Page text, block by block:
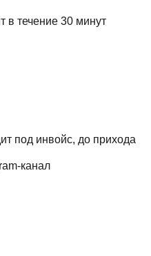
в течение 30 минут
под инвойс, до прихода
канал